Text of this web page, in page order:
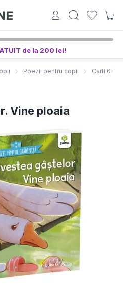
de la 200 lei!
Poezii pentru copii Carti 6-8
Vine ploaia